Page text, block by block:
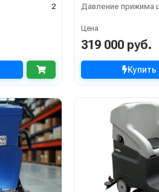
2
Цена
319 000 руб.
Купить